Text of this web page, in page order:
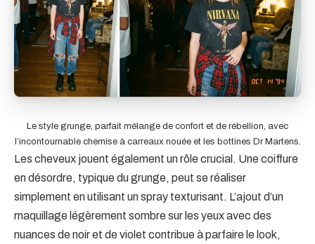
Le style grunge, parfait mélange de confort et de rébellion, avec
l’incontournable chemise à carreaux nouée et les bottines Dr Martens.
Les cheveux jouent également un rôle crucial. Une coiffure
en désordre, typique du grunge, peut se réaliser
simplement en utilisant un spray texturisant. L’ajout d’un
maquillage légèrement sombre sur les yeux avec des
nuances de noir et de violet contribue à parfaire le look,